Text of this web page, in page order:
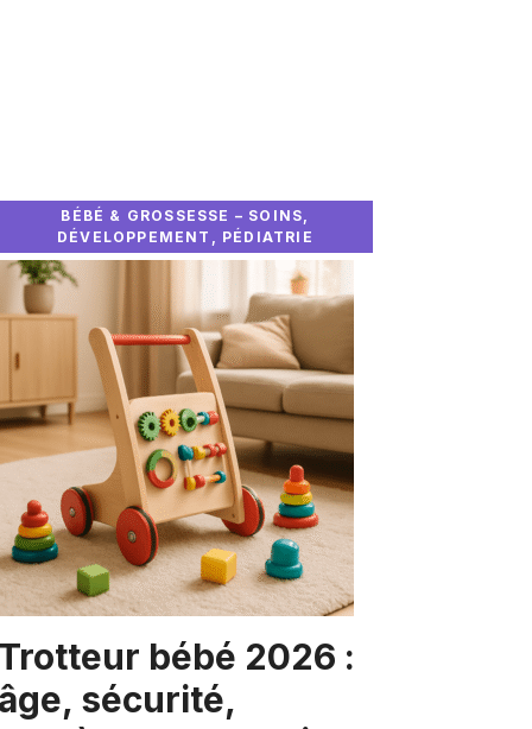
BÉBÉ & GROSSESSE – SOINS,
DÉVELOPPEMENT, PÉDIATRIE
bébé 2026 :
sécurité,